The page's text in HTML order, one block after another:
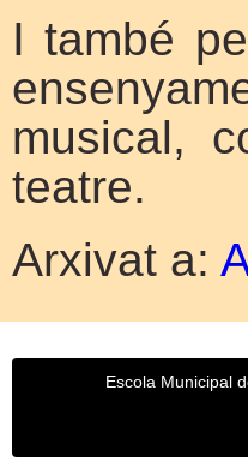
I també
musical,
teatre.
Arxivat a:
Escola Municipal